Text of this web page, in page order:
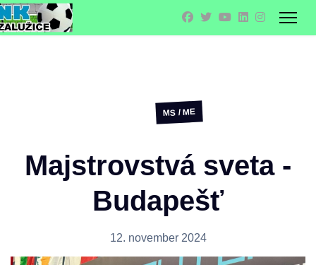
MS / ME
Majstrovstvá sveta -
Budapešť
12. november 2024